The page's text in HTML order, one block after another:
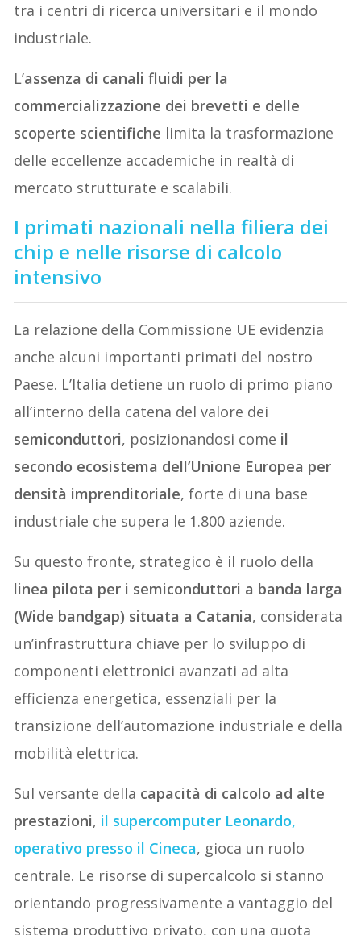
tra i centri di ricerca universitari e il mondo
industriale.
L’assenza di canali fluidi per la
commercializzazione dei brevetti e delle
scoperte scientifiche limita la trasformazione
delle eccellenze accademiche in realtà di
mercato strutturate e scalabili.
I primati nazionali nella filiera dei
chip e nelle risorse di calcolo
intensivo
La relazione della Commissione UE evidenzia
anche alcuni importanti primati del nostro
Paese. L’Italia detiene un ruolo di primo piano
all’interno della catena del valore dei
semiconduttori, posizionandosi come il
secondo ecosistema dell’Unione Europea per
densità imprenditoriale, forte di una base
industriale che supera le 1.800 aziende.
Su questo fronte, strategico è il ruolo della
linea pilota per i semiconduttori a banda larga
(Wide bandgap) situata a Catania, considerata
un’infrastruttura chiave per lo sviluppo di
componenti elettronici avanzati ad alta
efficienza energetica, essenziali per la
transizione dell’automazione industriale e della
mobilità elettrica.
Sul versante della capacità di calcolo ad alte
prestazioni, il supercomputer Leonardo,
operativo presso il Cineca, gioca un ruolo
centrale. Le risorse di supercalcolo si stanno
orientando progressivamente a vantaggio del
sistema produttivo privato, con una quota